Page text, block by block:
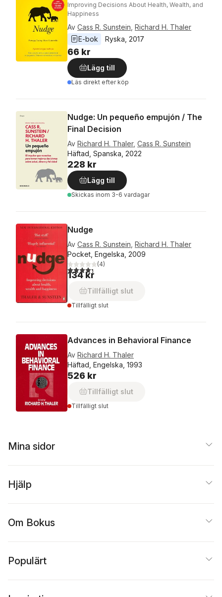
Improving Decisions About Health, Wealth, and
Happiness
Av Cass R. Sunstein Richard H. Thaler
E-bok
Ryska 2017
66 kr
Lägg till
Läs direkt efter köp
Nudge: Un pequeño empujón / The
Final Decision
Av Richard H. Thaler, Cass R. Sunstein
Häftad, Spanska, 2022
228 kr
Lägg till
Skickas inom 3-6 vardagar
Nudge
Av Cass R. Sunstein Richard H. Thaler
Pocket, Engelska, 2009
4,3utav 5 stjärnor. Totalt antal röster:
(4)
134 kr
Tillfälligt slut
Tillfälligt slut
Advances in Behavioral Finance
Av Richard H. Thaler
Häftad, Engelska, 1993
526 kr
Tillfälligt slut
Tillfälligt slut
Mina sidor
Hjälp
Om Bokus
Populärt